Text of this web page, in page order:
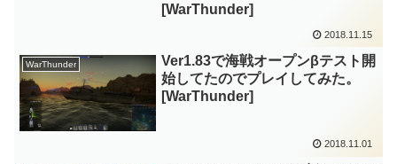
[WarThunder]
2018.11.15
WarThunder
Ver1.83で海戦オープンβテスト開
始してたのでプレイしてみた。
[WarThunder]
2018.11.01